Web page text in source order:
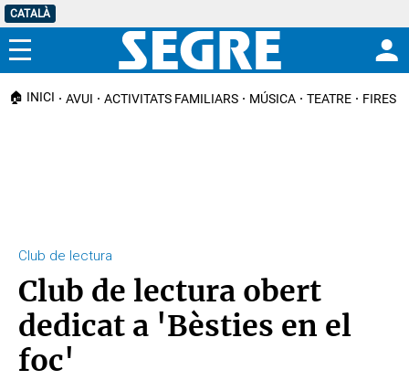
CATALÀ
Menú
🏠 INICI AVUI ACTIVITATS FAMILIARS MÚSICA TEATRE FIRES I
Club de lectura
Club de lectura obert
dedicat a 'Bèsties en el
foc'